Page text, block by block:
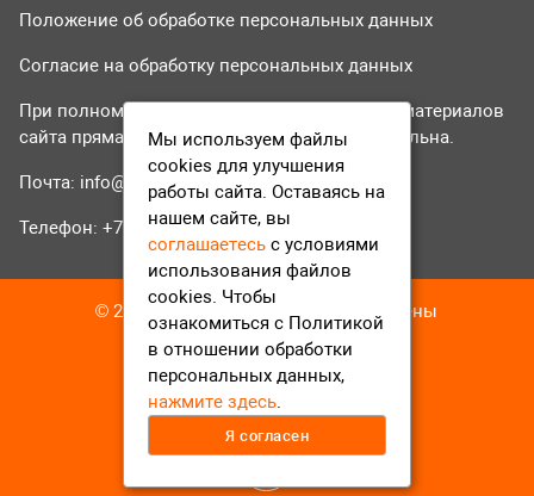
Положение об обработке персональных данных
Согласие на обработку персональных данных
При полном или частичном использовании материалов
сайта прямая гиперссылка на tvr24.tv обязательна.
Почта: info@tvr24.tv
Телефон: +7 (496) 551-04-95
© 2016-2023 ТВР24 Все права защищены
Мы используем файлы
cookies для улучшения
работы сайта. Оставаясь на
нашем сайте, вы
соглашаетесь с условиями
использования файлов
cookies. Чтобы
ознакомиться с Политикой
в отношении обработки
персональных данных,
нажмите здесь.
Я согласен